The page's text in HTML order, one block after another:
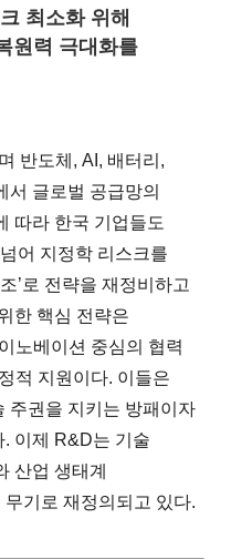
최소화 위해
원력 극대화를
반도체, AI, 배터리,
서 글로벌 공급망의
따라 한국 기업들도
어 지정학 리스크를
’로 전략을 재정비하고
한 핵심 전략은
노베이션 중심의 협력
적 지원이다. 이들은
주권을 지키는 방패이자
이제 R&D는 기술
산업 생태계
기로 재정의되고 있다.